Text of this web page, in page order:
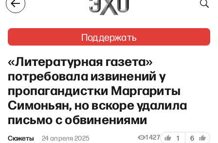
Поддержать
«Литературная газета»
потребовала извинений у
пропагандистки Маргариты
Симоньян, но вскоре удалила
письмо с обвинениями
Сюжеты 24 апреля 2025 1427 1 6